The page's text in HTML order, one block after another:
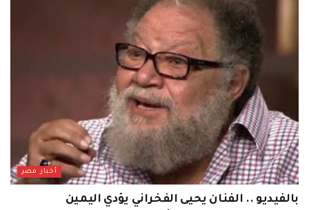
أخبار مصر
بالفيديو .. الفنان يحيى الفخراني يؤدي اليمين